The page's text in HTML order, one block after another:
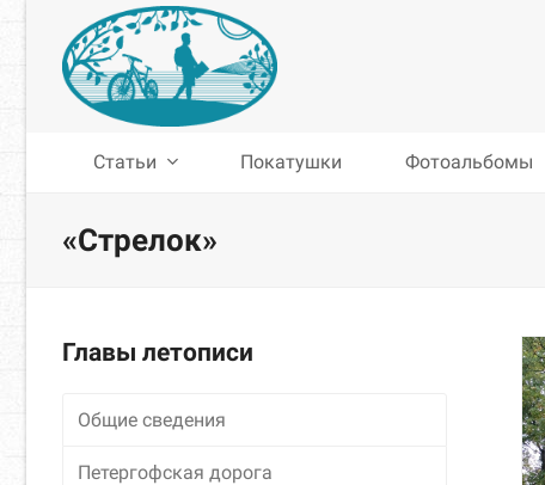
Статьи Покатушки Фотоальбомы
«Стрелок»
Главы летописи
Общие сведения
Петергофская дорога